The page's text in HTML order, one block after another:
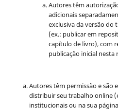
Autores têm
adicionais
exclusiva da versão do
(ex.: publicar em
capítulo de livro), com
publicação inicial nesta
Autores têm permissão e são
distribuir seu trabalho online
institucionais ou na sua